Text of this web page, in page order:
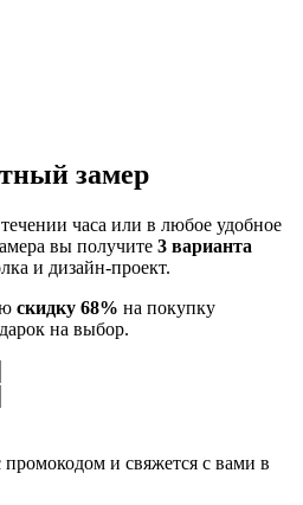
замер
часа или в любое удобное
вы получите 3 варианта
и дизайн-проект.
скидку 68% на покупку
на выбор.
и свяжется с вами в